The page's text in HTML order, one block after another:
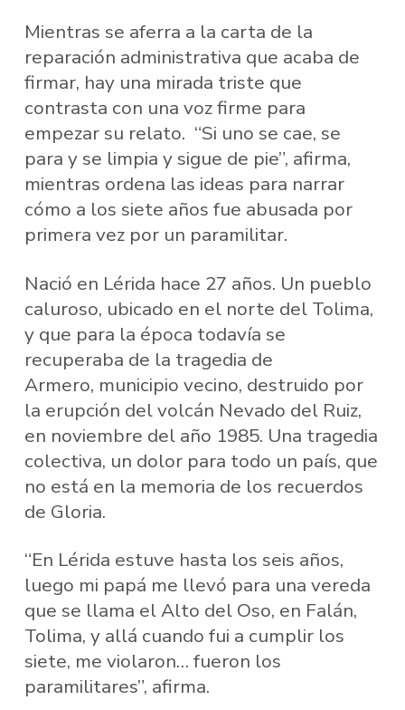
Mientras se aferra a la carta de la
reparación administrativa que acaba de
firmar, hay una mirada triste que
contrasta con una voz firme para
empezar su relato. “Si uno se cae, se
para y se limpia y sigue de pie”, afirma,
mientras ordena las ideas para narrar
cómo a los siete años fue abusada por
primera vez por un paramilitar.
Nació en Lérida hace 27 años. Un pueblo
caluroso, ubicado en el norte del Tolima,
y que para la época todavía se
recuperaba de la tragedia de
Armero, municipio vecino, destruido por
la erupción del volcán Nevado del Ruiz,
en noviembre del año 1985. Una tragedia
colectiva, un dolor para todo un país, que
no está en la memoria de los recuerdos
de Gloria.
“En Lérida estuve hasta los seis años,
luego mi papá me llevó para una vereda
que se llama el Alto del Oso, en Falán,
Tolima, y allá cuando fui a cumplir los
siete, me violaron… fueron los
paramilitares”, afirma.